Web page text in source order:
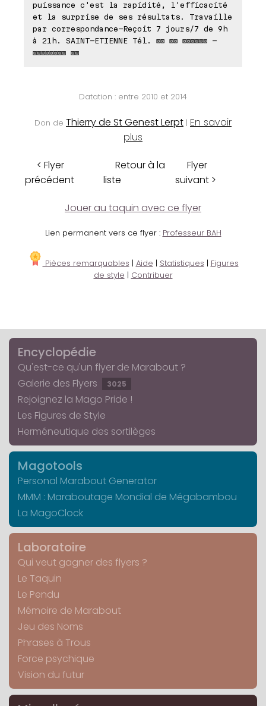
puissance c'est la rapidité, l'efficacité
et la surprise de ses résultats. Travaille
par correspondance-Reçoit 7 jours/7 de 9h
à 21h. SAINT-ETIENNE Tél. ⊠⊠ ⊠⊠ ⊠⊠⊠⊠⊠⊠ -
⊠⊠⊠⊠⊠⊠⊠⊠ ⊠⊠
Datation : entre 2010 et 2014
Don de Thierry de St Genest Lerpt | En savoir
plus
< Flyer
précédent
Retour à la
liste
Flyer
suivant >
Jouer au taquin avec ce flyer
Lien permanent vers ce flyer : Professeur BAH
Pièces remarquables | Aide | Statistiques | Figures
de style | Contribuer
Encyclopédie
Qu'est-ce qu'un flyer de Marabout ?
Galerie des Flyers
3025
Rejoignez la Mago Pride !
Les Figures de Style
Herméneutique des sortilèges
Magotools
Personal Marabout Generator
MMM : Maraboutage Mondial de Mégabambou
La MagoClock
Laboratoire
Qui veut gagner des flyers ?
Le Taquin
Le Pendu
Mémoire de Marabout
Jeu des Noms
Phrases à Trous
Force psychique
Vision du futur